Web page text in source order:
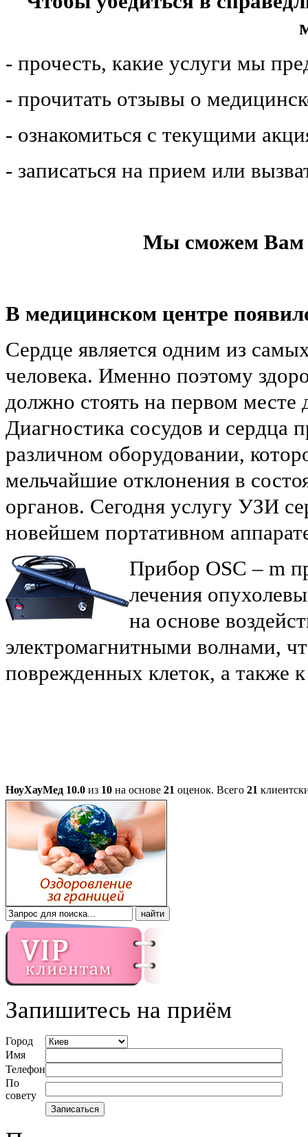
- прочесть, какие услуги мы
- прочитать отзывы о
- ознакомиться с текущими
- записаться на прием или
Мы сможем Вам
В медицинском центре
Сердце является одним из
человека. Именно поэтому
должно стоять на первом месте
Диагностика сосудов и сердца
различном оборудовании,
мельчайшие отклонения в
органов. Сегодня услугу УЗИ
новейшем портативном
Прибор OSC – m
лечения
на основе
электромагнитными волнами,
поврежденных клеток, а также
НоуХауМед 10.0 из 10 на основе 21 оценок. Всего 21
Запишитесь на приём
Город
Имя
Телефон
По
совету